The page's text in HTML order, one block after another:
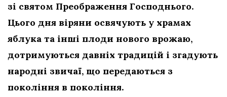
зі святом Преображення Господнього.
Цього дня віряни освячують у храмах
яблука та інші плоди нового врожаю,
дотримуються давніх традицій і згадують
народні звичаї, що передаються з
покоління в покоління.